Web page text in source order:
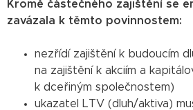
Kromě částečného zajištění se
zavázala k těmto povinnostem:
nezřídí zajištění k budoucím
na zajištění k akciím a
k dceřiným společnostem)
ukazatel LTV (dluh/aktiva)